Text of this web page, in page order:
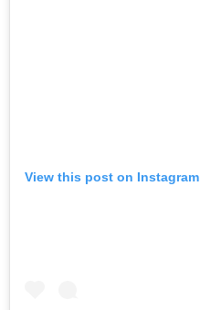
View this post on Instagram